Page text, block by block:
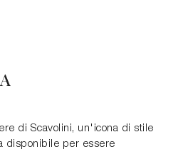
di Scavolini, un'icona di stile
disponibile per essere